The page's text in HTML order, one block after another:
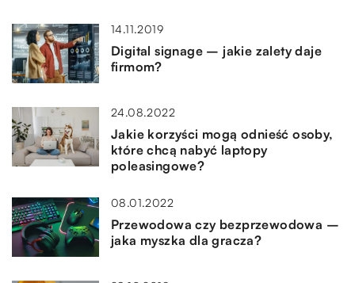
14.11.2019
Digital signage – jakie zalety daje
firmom?
24.08.2022
Jakie korzyści mogą odnieść osoby,
które chcą nabyć laptopy
poleasingowe?
08.01.2022
Przewodowa czy bezprzewodowa –
jaka myszka dla gracza?